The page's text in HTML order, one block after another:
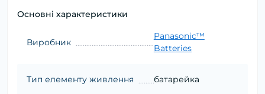
Основні характеристики
Виробник
Panasonic™
Batteries
Тип елементу живлення батарейка